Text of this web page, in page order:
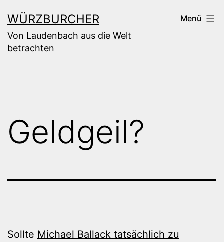
Inhalt
springen
WÜRZBURCHER
Von Laudenbach aus die Welt
betrachten
Menü
Geldgeil?
Sollte Michael Ballack tatsächlich zu